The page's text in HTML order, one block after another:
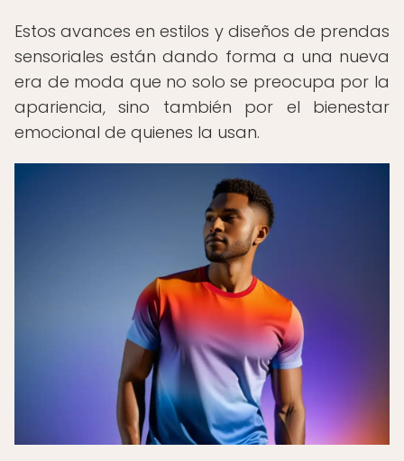
Estos avances en estilos y diseños de prendas
sensoriales están dando forma a una nueva
era de moda que no solo se preocupa por la
apariencia, sino también por el bienestar
emocional de quienes la usan.